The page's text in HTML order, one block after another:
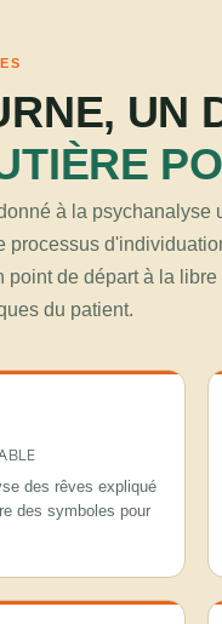
UN
à la
de départ à la
du patient.
des rêves expliqué
des symboles pour